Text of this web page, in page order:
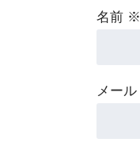
名前 ※
メール